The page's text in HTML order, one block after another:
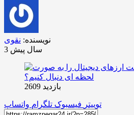
نویسنده: نقوی
3 سال پیش
بازدید 2609
توییتر فیسبوک تلگرام واتساپ